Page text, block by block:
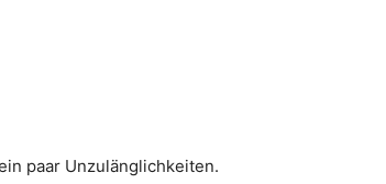
paar Unzulänglichkeiten.